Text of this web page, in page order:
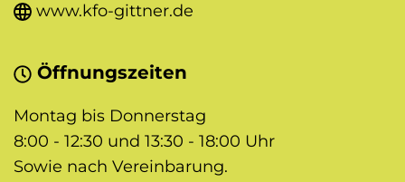
www.kfo-gittner.de
Öffnungszeiten
Montag bis Donnerstag
8:00 - 12:30 und 13:30 - 18:00 Uhr
Sowie nach Vereinbarung.